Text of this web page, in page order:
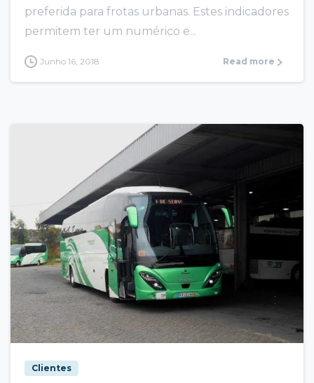
preferida para frotas urbanas. Estes indicadores
permitem ter um numérico e...
Junho 16, 2018 Read more
Clientes